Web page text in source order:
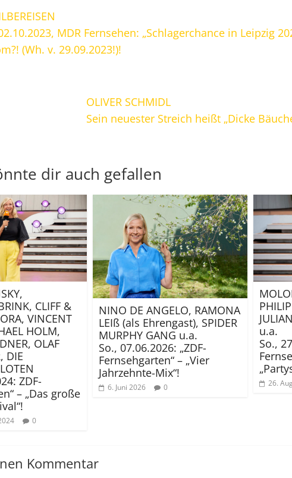
MDR Fernsehen: „Schlagerchance in Leipzig
(Wh. v. 29.09.2023!)!
OLIVER SCHMIDL
Sein neuester Streich heißt „Dicke
dir auch gefallen
CLIFF &
VINCENT
HOLM,
OLAF
DIE
ZDF-
– „Das große
0
NINO DE ANGELO, RAMONA
LEIß (als Ehrengast), SPIDER
MURPHY GANG u.a.
So., 07.06.2026: „ZDF-
Fernsehgarten“ – „Vier
Jahrzehnte-Mix“!
6. Juni 2026 0
u.a.
So.,
26.
Kommentar